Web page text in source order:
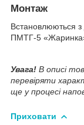
Монтаж
Встановлюються з
ПМТГ-5 «Жаринка»
Увага! В описі
перевіряти
ще у процесі
Приховати